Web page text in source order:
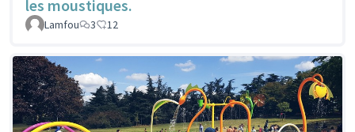
les moustiques.
Lamfou 3 12